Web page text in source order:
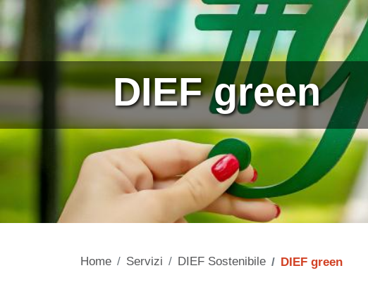
DIEF green
Home Servizi DIEF Sostenibile DIEF green